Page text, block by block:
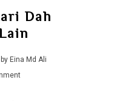
Dah
by Eina Md Ali